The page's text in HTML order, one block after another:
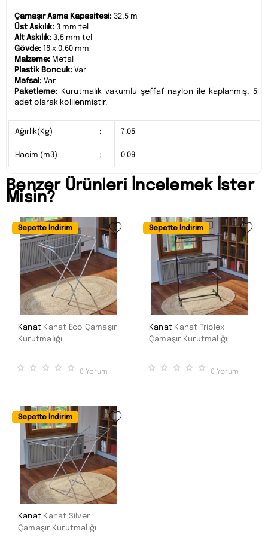
Çamaşır Asma Kapasitesi: 32,5 m
Üst Askılık: 3 mm tel
Alt Askılık: 3,5 mm tel
Gövde:
16 x 0,60 mm
Malzeme: Metal
Plastik Boncuk: Var
Mafsal: Var
Paketleme: Kurutmalık vakumlu şeffaf naylon ile kaplanmış, 5
adet olarak kolilenmiştir.
Ağırlık(Kg) : 7.05
Hacim (m3) : 0.09
Benzer Ürünleri İncelemek İster
Misin?
Sepette İndirim
Kanat Kanat Eco Çamaşır
Kurutmalığı
0 Yorum
Sepette İndirim
Kanat Kanat Triplex
Çamaşır Kurutmalığı
0 Yorum
Sepette İndirim
Kanat Kanat Silver
Çamaşır Kurutmalığı